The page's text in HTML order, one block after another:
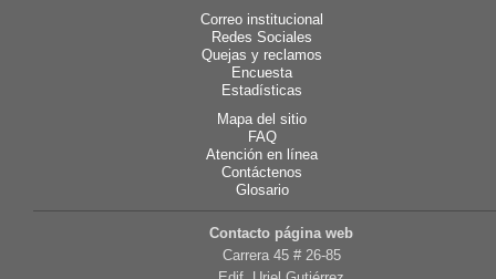
Correo institucional
Redes Sociales
Quejas y reclamos
Encuesta
Estadísticas
Mapa del sitio
FAQ
Atención en línea
Contáctenos
Glosario
Contacto página web
Carrera 45 # 26-85